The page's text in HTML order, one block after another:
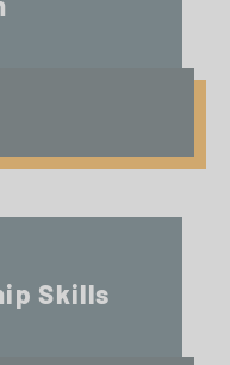
Skills